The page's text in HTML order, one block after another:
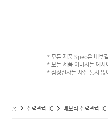
* 모든 제품 Spec은 내부
* 모든 제품 이미지는 예시
* 삼성전자는 사전 통지 없
홈 전력관리 IC 메모리 전력관리 IC